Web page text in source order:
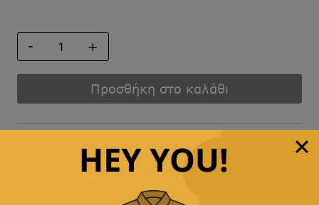
ποσότητα
Προσθήκη στο καλάθι
Άμεση αποστολή& γρήγορη παράδοση
Παρέχουμε
δωρεάν μεταφορικά με αγορές άνω των
όλες τις πιστωτικές